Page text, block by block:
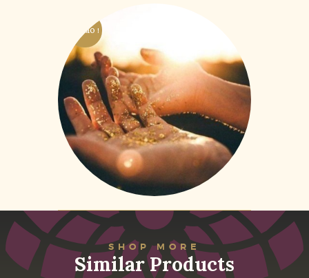
PROMO !
Protocoles de Soins
énergétiques
19,83€ – 89 ,25 €
HTVA + 21% de
TVA
SHOP MORE
Similar Products